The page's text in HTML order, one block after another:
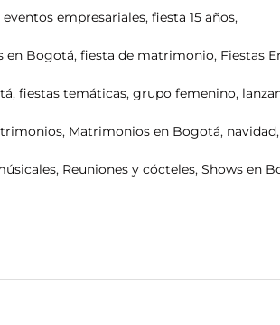
eventos empresariales,fiesta 15 años,
en Bogotá,fiesta de matrimonio, Fiestas
,fiestas temáticas,grupo femenino,
, Matrimonios en Bogotá, navidad,
, Reuniones y cócteles,Shows en